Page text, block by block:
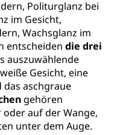
Politurglanz bei
im Gesicht,
Wachsglanz im
entscheiden die drei
auszuwählende
Gesicht, eine
aschgraue
gehören
auf der Wange,
unter dem Auge.